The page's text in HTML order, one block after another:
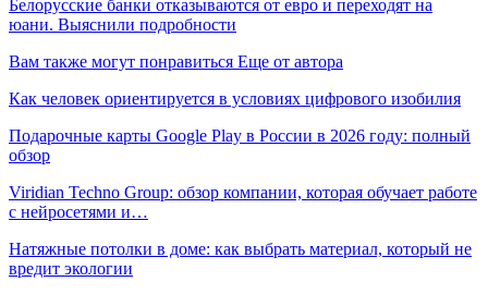
Белорусские банки отказываются от евро и переходят на
юани. Выяснили подробности
Вам также могут понравиться Еще от автора
Как человек ориентируется в условиях цифрового изобилия
Подарочные карты Google Play в России в 2026 году: полный
обзор
Viridian Techno Group: обзор компании, которая обучает работе
с нейросетями и…
Натяжные потолки в доме: как выбрать материал, который не
вредит экологии